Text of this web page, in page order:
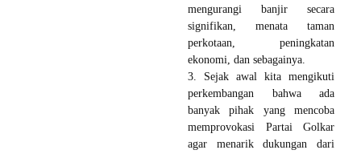
mengurangi banjir secara
signifikan, menata taman
perkotaan, peningkatan
ekonomi, dan sebagainya.
3. Sejak awal kita mengikuti
perkembangan bahwa ada
banyak pihak yang mencoba
memprovokasi Partai Golkar
agar menarik dukungan dari